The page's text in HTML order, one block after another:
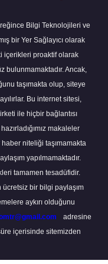
Bilgi Teknolojileri ve
bir Yer Sağlayıcı olarak
içerikleri proaktif olarak
bulunmamaktadır. Ancak,
taşımakta olup, siteye
Bu internet sitesi,
ile hiçbir bağlantısı
makaleler
niteliği taşımamakta
yapılmamaktadır.
tamamen tesadüfidir.
ücretsiz bir bilgi paylaşım
aykırı olduğunu
adresine
içerisinde sitemizden